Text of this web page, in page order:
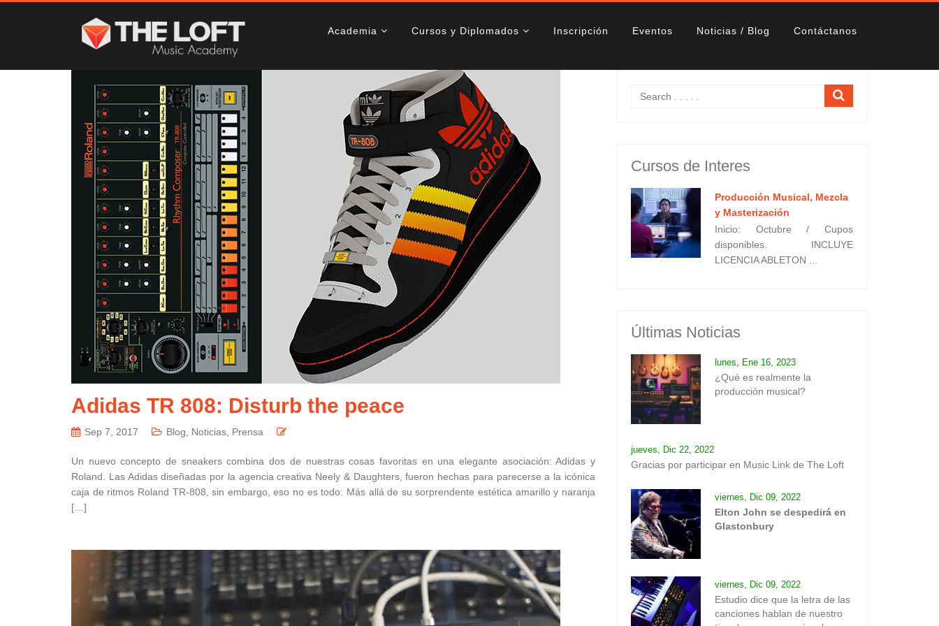
Academia Cursos y Diplomados Inscripción Eventos Noticias / Blog Contáctanos
Adidas TR 808: Disturb the peace
Sep 7, 2017 Blog Noticias Prensa
Un nuevo concepto de sneakers combina dos de nuestras cosas favoritas en una elegante asociación: Adidas y
Roland. Las Adidas diseñadas por la agencia creativa Neely & Daughters, fueron hechas para parecerse a la icónica
caja de ritmos Roland TR-808, sin embargo, eso no es todo: Más allá de su sorprendente estética amarillo y naranja
[…]
Cursos de Interes
Producción Musical, Mezcla
y Masterización
Inicio: Octubre / Cupos
disponibles. INCLUYE
LICENCIA ABLETON ...
Últimas Noticias
lunes, Ene 16, 2023
¿Qué es realmente la
producción musical?
jueves, Dic 22, 2022
Gracias por participar en Music Link de The Loft
viernes, Dic 09, 2022
Elton John se despedirá en
Glastonbury
viernes, Dic 09, 2022
Estudio dice que la letra de las
canciones hablan de nuestro